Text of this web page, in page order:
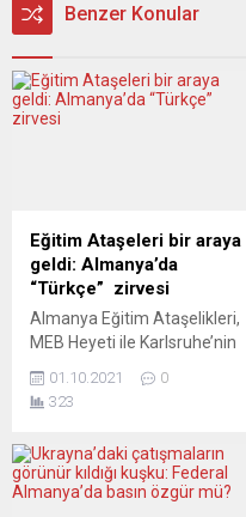
Benzer Konular
Eğitim Ataşeleri bir araya
geldi: Almanya’da
“Türkçe” zirvesi
Almanya Eğitim Ataşelikleri,
MEB Heyeti ile Karlsruhe’nin
bir araya geldi. Ülkede daha
etkin Türkçe dersleri için
zirvesine ilişkin çalıştay iki
gün sürecek 2017 yılından
01.10.2021
0
323